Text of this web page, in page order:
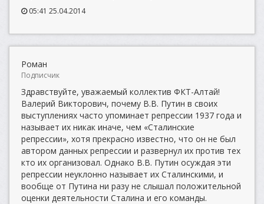
05:41 25.04.2014
Роман
Подписчик
Здравствуйте, уважаемый коллектив ФКТ-Алтай!
Валерий Викторович, почему В.В. Путин в своих
выступлениях часто упоминает репрессии 1937 года и
называет их никак иначе, чем «Сталинские
репрессии», хотя прекрасно известно, что он не был
автором данных репрессии и развернул их против тех
кто их организовал. Однако В.В. Путин осуждая эти
репрессии неуклонно называет их Сталинскими, и
вообще от Путина ни разу не слышал положительной
оценки деятельности Сталина и его команды.